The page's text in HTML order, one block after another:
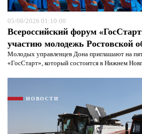
05/08/2026 01:10:00
Всероссийский форум
участию молодежь Ростовской
Молодых управленцев Дона приглашают на
«ГосСтарт», который состоится в Нижнем
НОВОСТИ